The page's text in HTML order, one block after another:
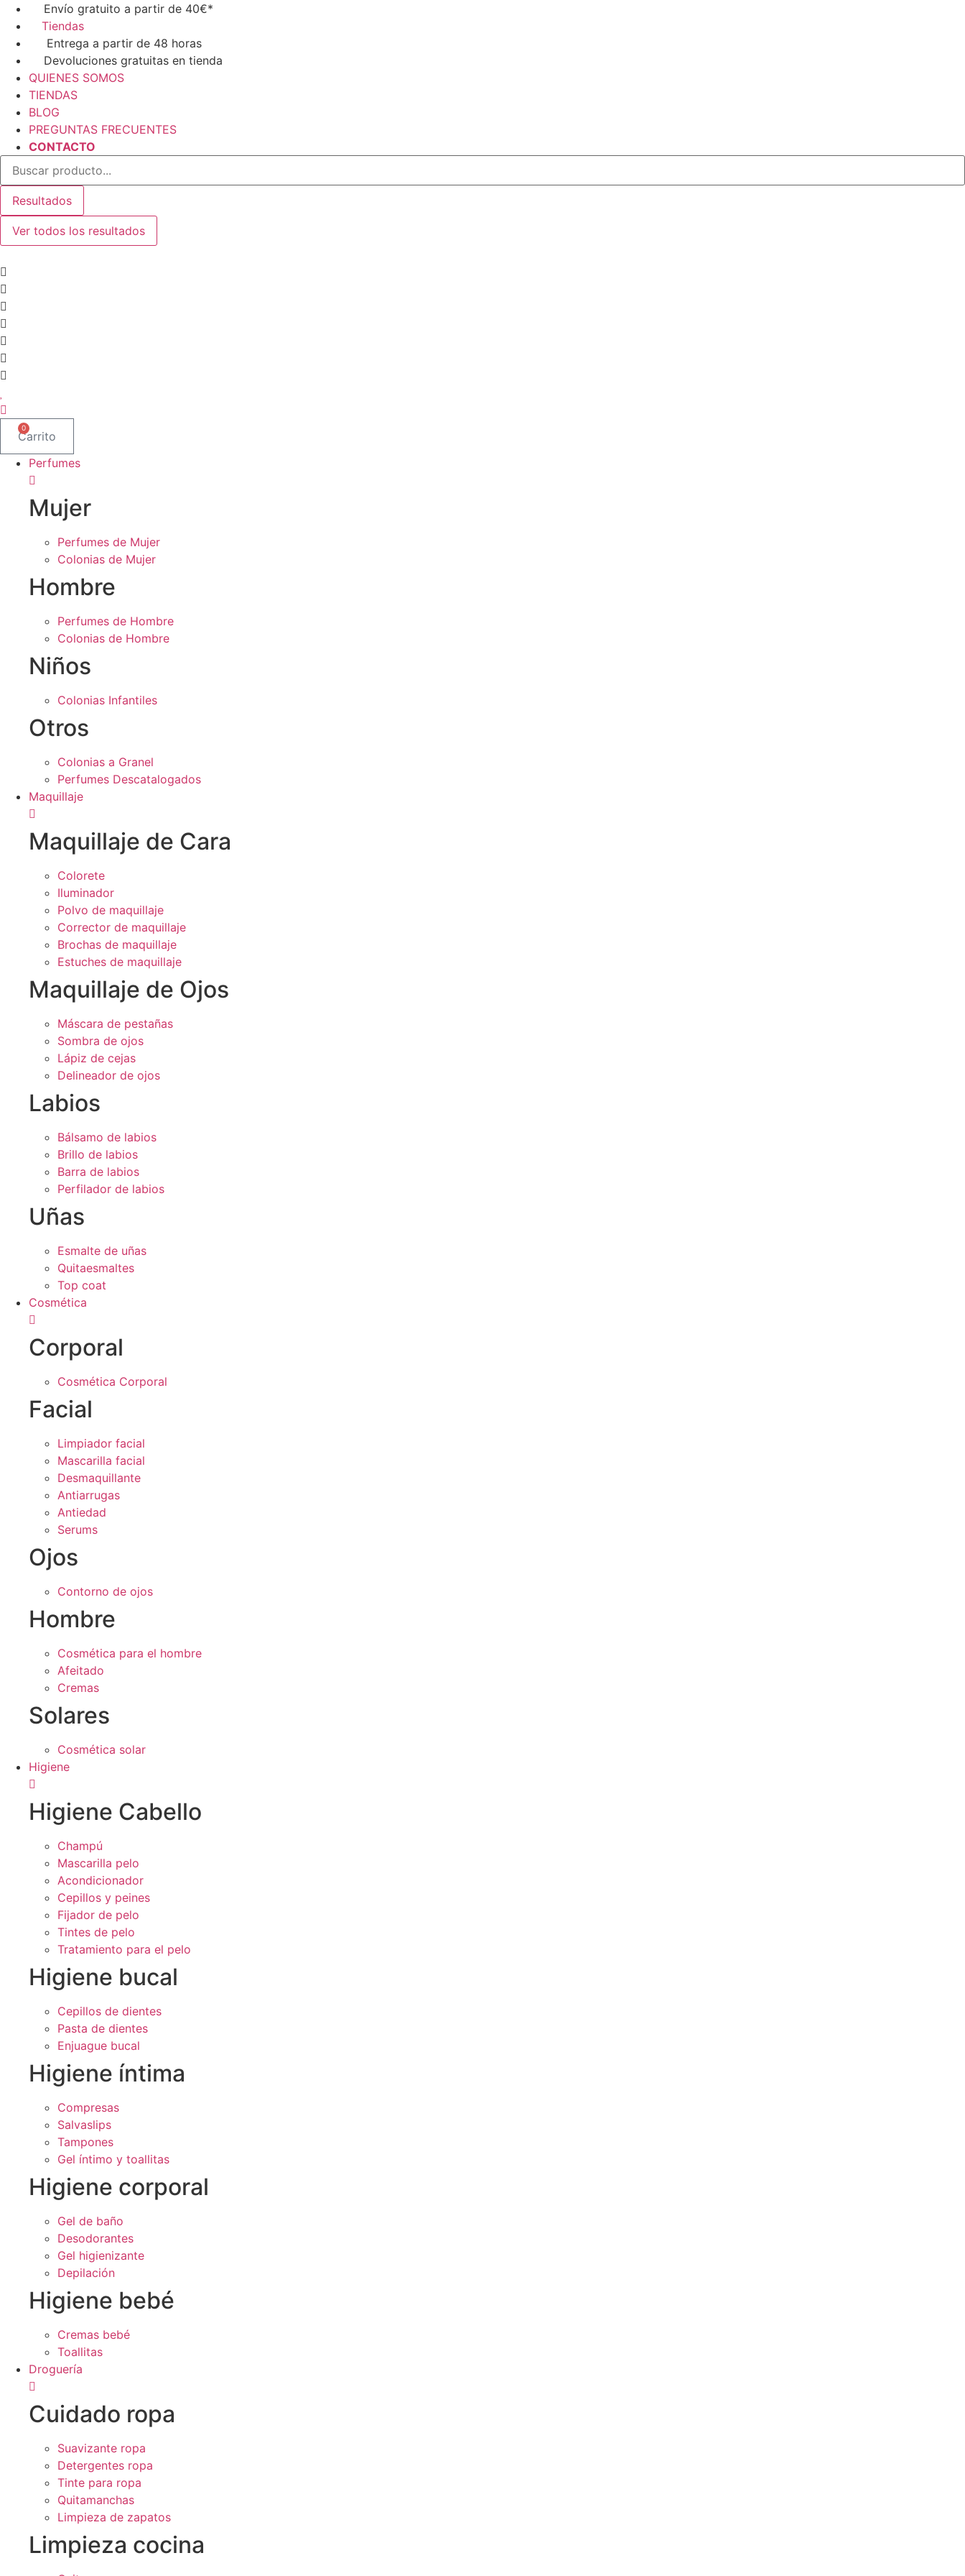
contenido
Envío gratuito a partir de 40€*
Tiendas
Entrega a partir de 48 horas
Devoluciones gratuitas en tienda
QUIENES SOMOS
TIENDAS
BLOG
PREGUNTAS FRECUENTES
CONTACTO
Search
Resultados
Ver todos los resultados
0
Carrito
Perfumes
Mujer
Perfumes de Mujer
Colonias de Mujer
Hombre
Perfumes de Hombre
Colonias de Hombre
Niños
Colonias Infantiles
Otros
Colonias a Granel
Perfumes Descatalogados
Maquillaje
Maquillaje de Cara
Colorete
Iluminador
Polvo de maquillaje
Corrector de maquillaje
Brochas de maquillaje
Estuches de maquillaje
Maquillaje de Ojos
Máscara de pestañas
Sombra de ojos
Lápiz de cejas
Delineador de ojos
Labios
Bálsamo de labios
Brillo de labios
Barra de labios
Perfilador de labios
Uñas
Esmalte de uñas
Quitaesmaltes
Top coat
Cosmética
Corporal
Cosmética Corporal
Facial
Limpiador facial
Mascarilla facial
Desmaquillante
Antiarrugas
Antiedad
Serums
Ojos
Contorno de ojos
Hombre
Cosmética para el hombre
Afeitado
Cremas
Solares
Cosmética solar
Higiene
Higiene Cabello
Champú
Mascarilla pelo
Acondicionador
Cepillos y peines
Fijador de pelo
Tintes de pelo
Tratamiento para el pelo
Higiene bucal
Cepillos de dientes
Pasta de dientes
Enjuague bucal
Higiene íntima
Compresas
Salvaslips
Tampones
Gel íntimo y toallitas
Higiene corporal
Gel de baño
Desodorantes
Gel higienizante
Depilación
Higiene bebé
Cremas bebé
Toallitas
Droguería
Cuidado ropa
Suavizante ropa
Detergentes ropa
Tinte para ropa
Quitamanchas
Limpieza de zapatos
Limpieza cocina